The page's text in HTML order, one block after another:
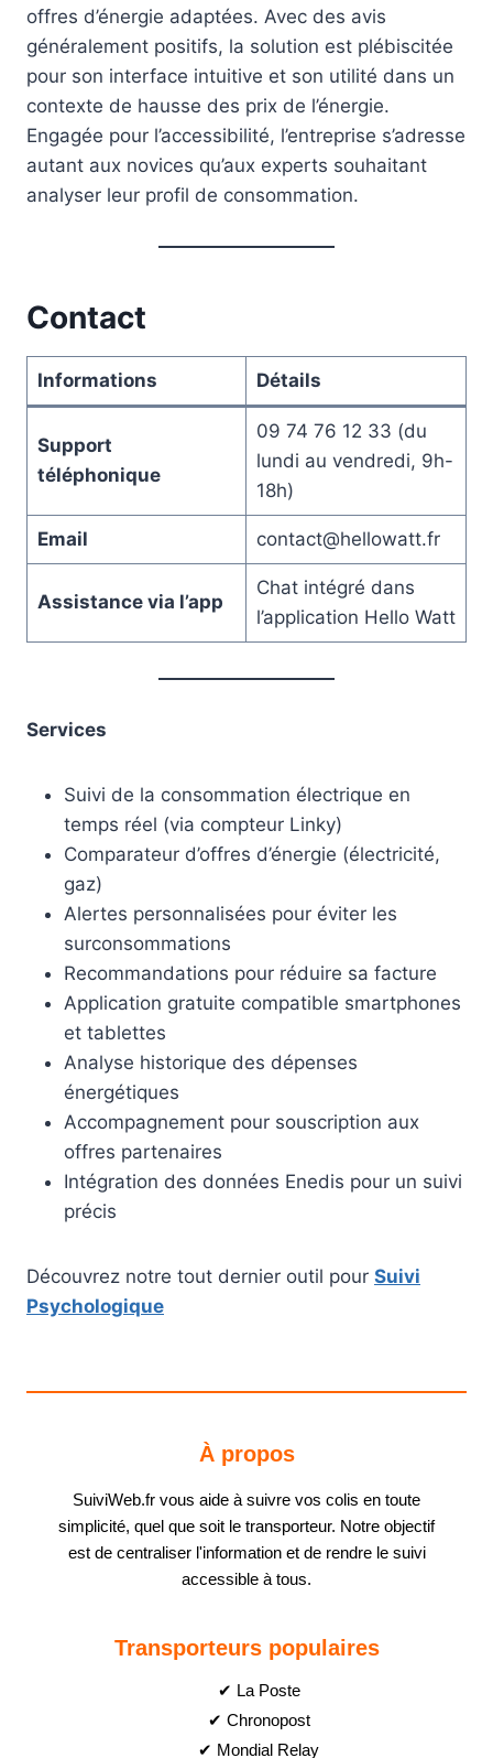
offres d’énergie adaptées. Avec des avis
généralement positifs, la solution est plébiscitée
pour son interface intuitive et son utilité dans un
contexte de hausse des prix de l’énergie.
Engagée pour l’accessibilité, l’entreprise s’adresse
autant aux novices qu’aux experts souhaitant
analyser leur profil de consommation.
Contact
Informations Détails
Support
téléphonique
09 74 76 12 33 (du
lundi au vendredi, 9h-
18h)
Email contact@hellowatt.fr
Assistance via l’app
Chat intégré dans
l’application Hello Watt
Services
Suivi de la consommation électrique en
temps réel (via compteur Linky)
Comparateur d’offres d’énergie (électricité,
gaz)
Alertes personnalisées pour éviter les
surconsommations
Recommandations pour réduire sa facture
Application gratuite compatible smartphones
et tablettes
Analyse historique des dépenses
énergétiques
Accompagnement pour souscription aux
offres partenaires
Intégration des données Enedis pour un suivi
précis
Découvrez notre tout dernier outil pour Suivi
Psychologique
À propos
SuiviWeb.fr vous aide à suivre vos colis en toute
simplicité, quel que soit le transporteur. Notre objectif
est de centraliser l'information et de rendre le suivi
accessible à tous.
Transporteurs populaires
✔ La Poste
✔ Chronopost
✔ Mondial Relay